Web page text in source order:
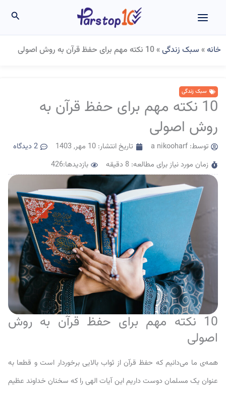
خانه» سبک زندگی»10 نکته مهم برای حفظ قرآن به روش اصولی
سبک زندگی
10 نکته مهم برای حفظ قرآن به
روش اصولی
توسط:a nikooharf تاریخ انتشار: 10 مهر, 1403
2 دیدگاه
زمان مورد نیاز برای مطالعه: 8 دقیقه
بازدیدها:426
10 نکته مهم برای حفظ قرآن به روش
اصولی
همه‌ی ما می‌دانیم که حفظ قرآن از ثواب بالایی برخوردار است و قطعا به
عنوان یک مسلمان دوست داریم این آیات الهی را که سخنان خداوند عظیم